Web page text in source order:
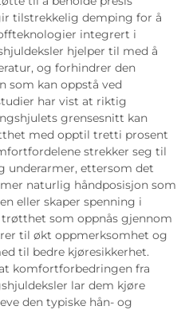
tilstrekkelig demping for å
integrert i
hjelper til med å
og forhindrer den
som kan oppstå ved
har vist at riktig
grensesnitt kan
med opptil tretti prosent
strekker seg til
underarmer, ettersom det
naturlig håndposisjon som
eller skaper spenning i
trøtthet som oppnås gjennom
til økt oppmerksomhet og
til bedre kjøresikkerhet.
komfortforbedringen fra
lar dem kjøre
den typiske hån- og